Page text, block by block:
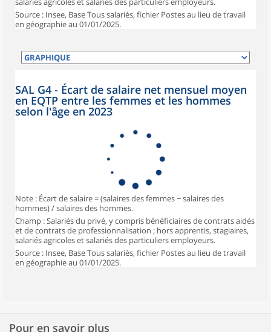
Source : Insee, Base Tous salariés, fichier Postes au lieu de travail
en géographie au 01/01/2025.
SAL G4 - Écart de salaire net mensuel moyen
en EQTP entre les femmes et les hommes
selon l'âge en 2023
Note : Écart de salaire = (salaires des femmes − salaires des
hommes) / salaires des hommes.
Champ : Salariés du privé, y compris bénéficiaires de contrats aidés
et de contrats de professionnalisation ; hors apprentis, stagiaires,
salariés agricoles et salariés des particuliers employeurs.
Source : Insee, Base Tous salariés, fichier Postes au lieu de travail
en géographie au 01/01/2025.
Pour en savoir plus